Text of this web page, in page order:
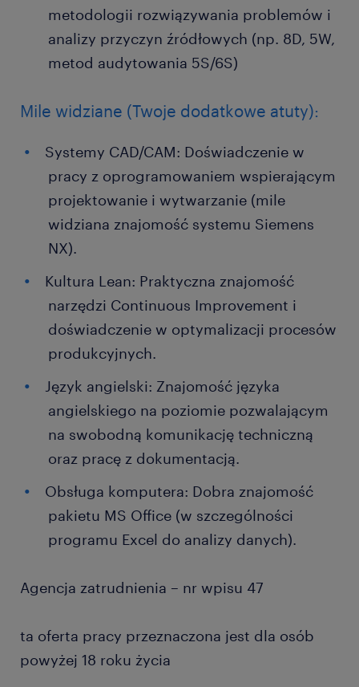
metodologii rozwiązywania problemów i
analizy przyczyn źródłowych (np. 8D, 5W,
metod audytowania 5S/6S)
Mile widziane (Twoje dodatkowe atuty):
Systemy CAD/CAM: Doświadczenie w
pracy z oprogramowaniem wspierającym
projektowanie i wytwarzanie (mile
widziana znajomość systemu Siemens
NX).
Kultura Lean: Praktyczna znajomość
narzędzi Continuous Improvement i
doświadczenie w optymalizacji procesów
produkcyjnych.
Język angielski: Znajomość języka
angielskiego na poziomie pozwalającym
na swobodną komunikację techniczną
oraz pracę z dokumentacją.
Obsługa komputera: Dobra znajomość
pakietu MS Office (w szczególności
programu Excel do analizy danych).
Agencja zatrudnienia – nr wpisu 47
ta oferta pracy przeznaczona jest dla osób
powyżej 18 roku życia